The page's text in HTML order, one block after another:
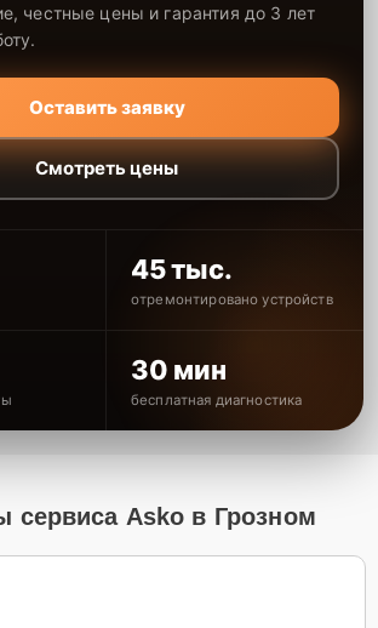
честные цены и гарантия до 3 лет
Оставить заявку
Смотреть цены
45 тыс.
отремонтировано устройств
30 мин
бесплатная диагностика
сервиса Asko в Грозном